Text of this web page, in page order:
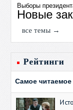
Выборы
Новые
все темы →
Рейтинги
Самое читаемое